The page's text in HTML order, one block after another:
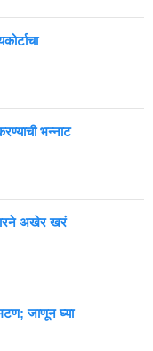
भन्नाट
अखेर खरं
जाणून घ्या